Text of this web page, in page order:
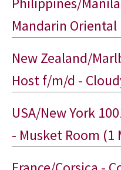
Mandarin
New Zealand/
Host f/m/d -
USA/New York
- Musket Room (1